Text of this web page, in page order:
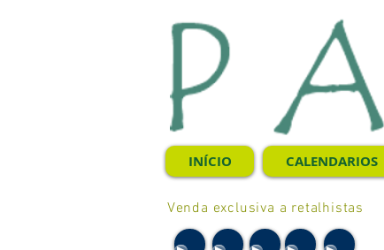
INÍCIO CALENDARIOS
Venda exclusiva a retalhistas